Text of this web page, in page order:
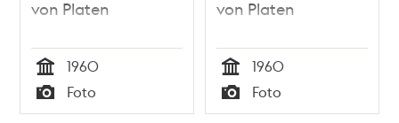
von Platen
Tid
1960
Typ
Foto
von Platen
Tid
1960
Typ
Foto